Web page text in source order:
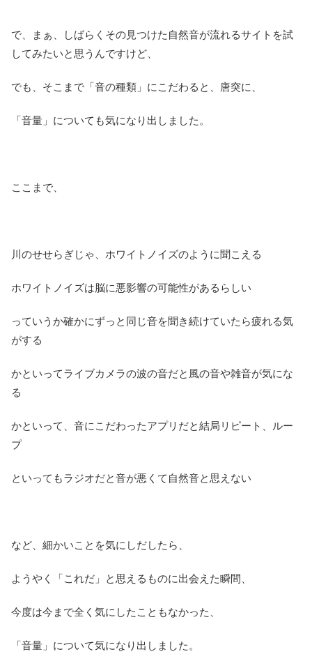
で、まぁ、しばらくその見つけた自然音が流れるサイトを試
してみたいと思うんですけど、
でも、そこまで「音の種類」にこだわると、唐突に、
「音量」についても気になり出しました。
ここまで、
川のせせらぎじゃ、ホワイトノイズのように聞こえる
ホワイトノイズは脳に悪影響の可能性があるらしい
っていうか確かにずっと同じ音を聞き続けていたら疲れる気
がする
かといってライブカメラの波の音だと風の音や雑音が気にな
る
かといって、音にこだわったアプリだと結局リピート、ルー
プ
といってもラジオだと音が悪くて自然音と思えない
など、細かいことを気にしだしたら、
ようやく「これだ」と思えるものに出会えた瞬間、
今度は今まで全く気にしたこともなかった、
「音量」について気になり出しました。